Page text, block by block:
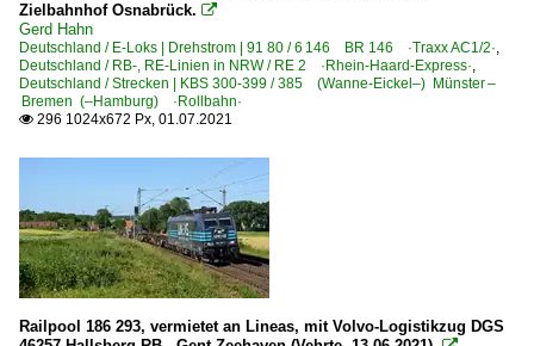
Zielbahnhof Osnabrück. 
Gerd Hahn
Deutschland / E-Loks | Drehstrom | 91 80 / 6 146 BR 146 ·Traxx AC1/2·
Deutschland / RB-, RE-Linien in NRW / RE 2 ·Rhein-Haard-Express·
Deutschland / Strecken | KBS 300-399 / 385 (Wanne-Eickel–) Münster –
Bremen (–Hamburg) ·Rollbahn·
 296 1024x672 Px, 01.07.2021
Railpool 186 293, vermietet an Lineas, mit Volvo-Logistikzug DGS